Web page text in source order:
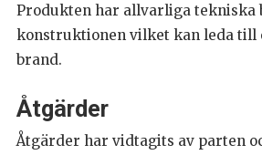
Produkten har allvarliga tekniska
konstruktionen vilket kan leda till
brand.
Åtgärder
Åtgärder har vidtagits av parten